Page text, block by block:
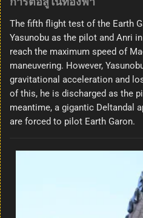
The fifth flight test of the Earth
Yasunobu as the pilot and Anri
reach the maximum speed of
maneuvering. However,
gravitational acceleration and
of this, he is discharged as the
meantime, a gigantic Deltandal
are forced to pilot Earth Garon.